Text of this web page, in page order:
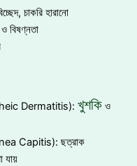
চাকরি হারানো
ও বিষণ্নতা
Dermatitis): খুশকি ও
(Tinea Capitis): ছত্রাক
যায়